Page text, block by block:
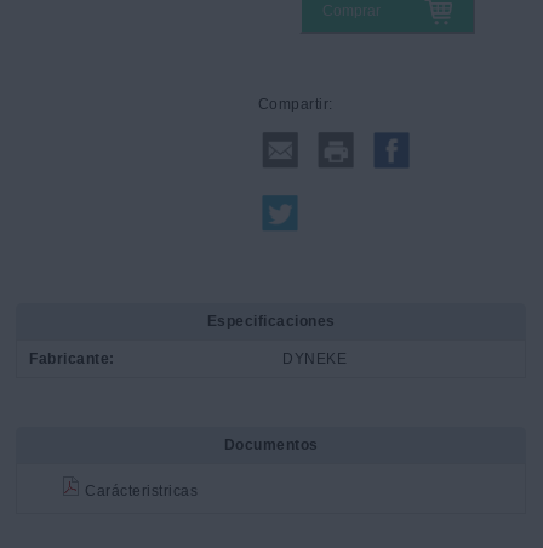
Comprar
Compartir:
Especificaciones
Fabricante: DYNEKE
Documentos
Carácteristricas